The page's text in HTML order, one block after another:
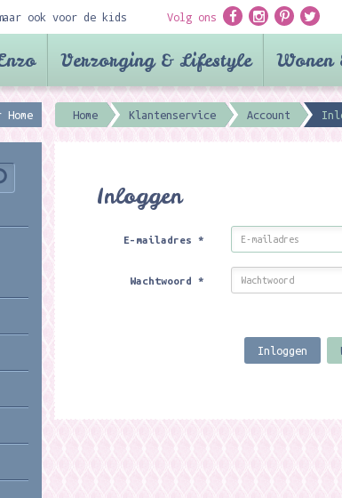
ook voor de kids Volg ons
Verzorging & Lifestyle Wonen
Home Klantenservice Account
Inloggen
E-mailadres*
Wachtwoord*
Inloggen